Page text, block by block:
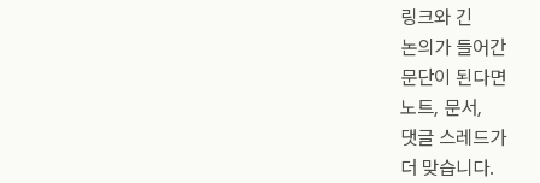
링크와 긴
논의가 들어간
문단이 된다면
노트, 문서,
댓글 스레드가
더 맞습니다.